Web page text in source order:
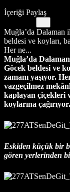
İçeriği Paylaş
Muğla’da Dalaman
beldesi ve koyları,
Her ne...
Muğla’da
Göcek beldesi ve
zamanı yaşıyor.
vazgeçilmez
kaplayan çiçekleri
koylarına çağırıyor.
Eskiden küçük bir
gören yerlerinden